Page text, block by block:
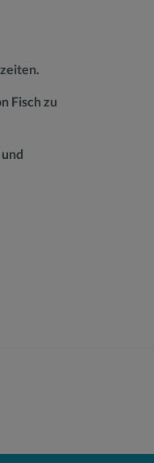
Fisch zu